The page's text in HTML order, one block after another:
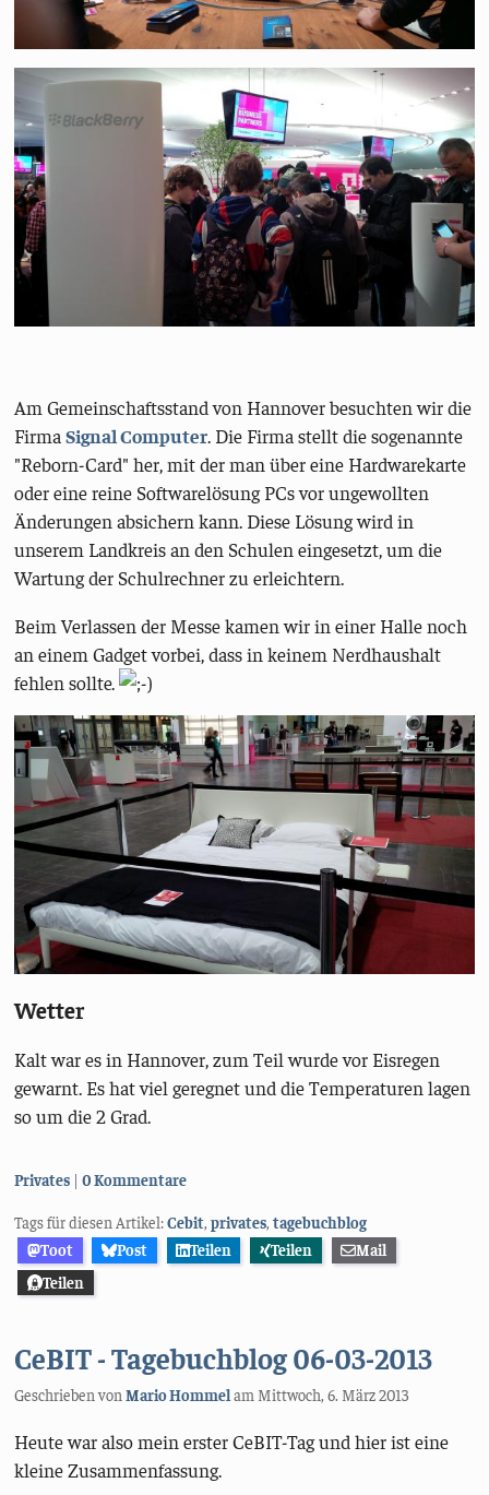
Am Gemeinschaftsstand von Hannover besuchten wir die
FirmaSignal Computer. Die Firma stellt die sogenannte
"Reborn-Card" her, mit der man über eine Hardwarekarte
oder eine reine Softwarelösung PCs vor ungewollten
Änderungen absichern kann. Diese Lösung wird in
unserem Landkreis an den Schulen eingesetzt, um die
Wartung der Schulrechner zu erleichtern.
Beim Verlassen der Messe kamen wir in einer Halle noch
an einem Gadget vorbei, dass in keinem Nerdhaushalt
fehlen sollte.
Wetter
Kalt war es in Hannover, zum Teil wurde vor Eisregen
gewarnt. Es hat viel geregnet und die Temperaturen lagen
so um die 2 Grad.
Kategorien:
Privates 0 Kommentare
Tags für diesen Artikel:Cebit,privates,tagebuchblog
Toot
Post Teilen Teilen
Mail
Teilen
CeBIT - Tagebuchblog 06-03-2013
Geschrieben vonMario Hommelam Mittwoch, 6. März 2013
Heute war also mein erster CeBIT-Tag und hier ist eine
kleine Zusammenfassung.